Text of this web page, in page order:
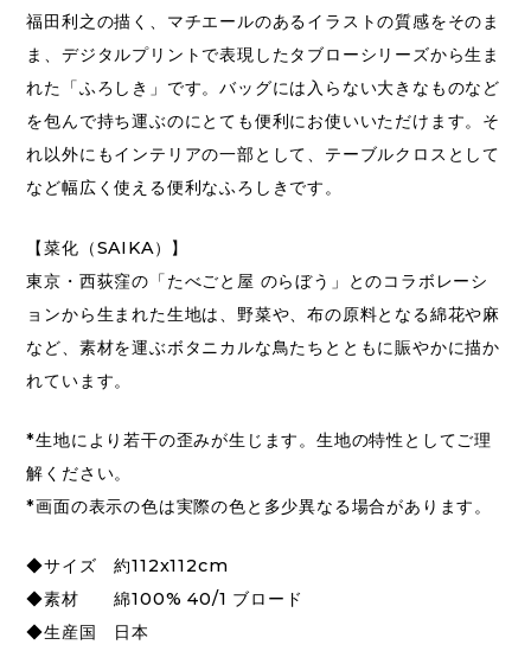
福田利之の描く、マチエールのあるイラストの質感をそのま
ま、デジタルプリントで表現したタブローシリーズから生ま
れた「ふろしき」です。バッグには入らない大きなものなど
を包んで持ち運ぶのにとても便利にお使いいただけます。そ
れ以外にもインテリアの一部として、テーブルクロスとして
など幅広く使える便利なふろしきです。
【菜化（SAIKA）】
東京・西荻窪の「たべごと屋 のらぼう」とのコラボレーシ
ョンから生まれた生地は、野菜や、布の原料となる綿花や麻
など、素材を運ぶボタニカルな鳥たちとともに賑やかに描か
れています。
*生地により若干の歪みが生じます。生地の特性としてご理
解ください。
*画面の表示の色は実際の色と多少異なる場合があります。
◆サイズ 約112x112cm
◆素材 綿100% 40/1 ブロード
◆生産国 日本